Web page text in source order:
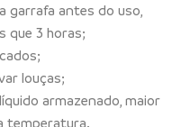
garrafa antes do uso,
que 3 horas;
louças;
armazenado, maior
temperatura.